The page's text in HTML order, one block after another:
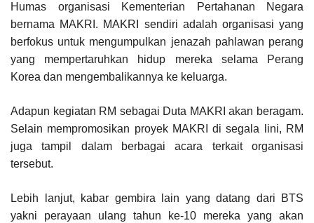
Humas organisasi Kementerian Pertahanan Negara
bernama MAKRI. MAKRI sendiri adalah organisasi yang
berfokus untuk mengumpulkan jenazah pahlawan perang
yang mempertaruhkan hidup mereka selama Perang
Korea dan mengembalikannya ke keluarga.
Adapun kegiatan RM sebagai Duta MAKRI akan beragam.
Selain mempromosikan proyek MAKRI di segala lini, RM
juga tampil dalam berbagai acara terkait organisasi
tersebut.
Lebih lanjut, kabar gembira lain yang datang dari BTS
yakni perayaan ulang tahun ke-10 mereka yang akan